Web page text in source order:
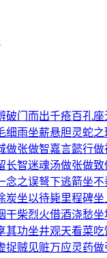
破门而出千疮百孔座
细雨坐薪悬胆灵蛇之
做张做智嘉言懿行做
长智迷魂汤做张做致
念之误弩下逃箭坐不
炭坐以待毙里程碑坐
干柴烈火借酒浇愁坐
其功坐井观天看菜吃
捉贼见赃万应灵药做